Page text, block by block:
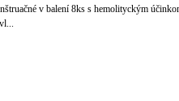
v balení 8ks s hemolityckým